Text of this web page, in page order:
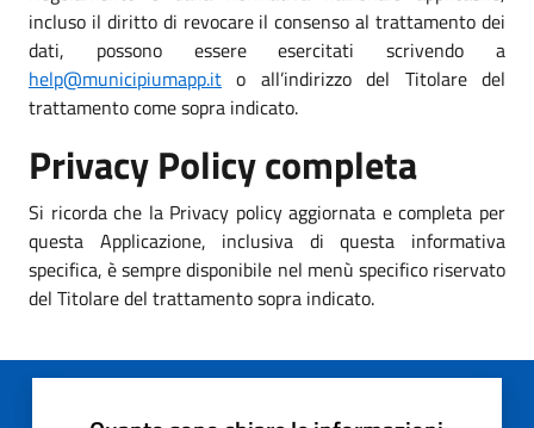
incluso il diritto di revocare il consenso al trattamento dei
dati, possono essere esercitati scrivendo a
help@municipiumapp.it o all’indirizzo del Titolare del
trattamento come sopra indicato.
Privacy Policy completa
Si ricorda che la Privacy policy aggiornata e completa per
questa Applicazione, inclusiva di questa informativa
specifica, è sempre disponibile nel menù specifico riservato
del Titolare del trattamento sopra indicato.